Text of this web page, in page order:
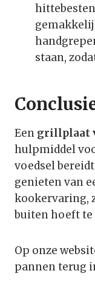
staan,
Een grillplaat
hulpmiddel
voedsel
genieten van
kookervaring,
buiten hoeft te
Op onze
pannen terug